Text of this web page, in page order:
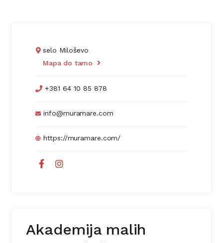
selo Miloševo
Mapa do tamo
+381 64 10 85 878
info@muramare.com
https://muramare.com/
Akademija malih